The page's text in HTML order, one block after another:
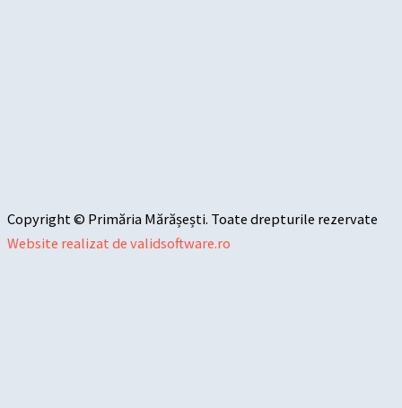
Copyright © Primăria Mărășești. Toate drepturile rezervate
Website realizat de validsoftware.ro